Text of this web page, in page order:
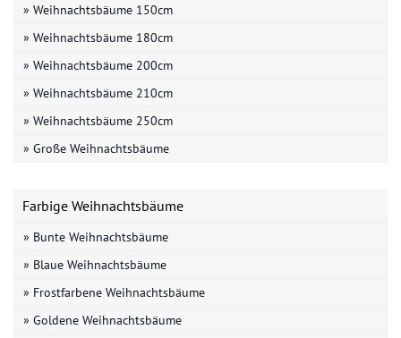
» Weihnachtsbäume 150cm
» Weihnachtsbäume 180cm
» Weihnachtsbäume 200cm
» Weihnachtsbäume 210cm
» Weihnachtsbäume 250cm
» Große Weihnachtsbäume
Farbige Weihnachtsbäume
» Bunte Weihnachtsbäume
» Blaue Weihnachtsbäume
» Frostfarbene Weihnachtsbäume
» Goldene Weihnachtsbäume